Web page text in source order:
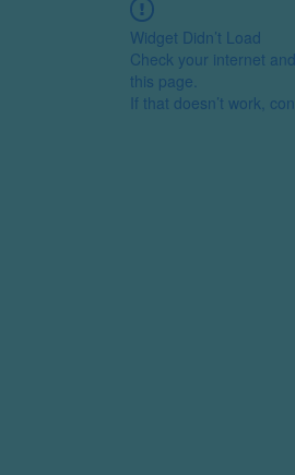
Widget Didn’t Load
Check your internet
this page.
If that doesn’t work,